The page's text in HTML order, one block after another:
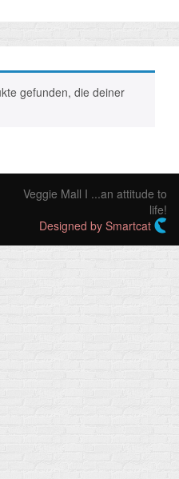
gefunden, die deiner
Veggie Mall I ...an attitude to
life!
Designed by Smartcat